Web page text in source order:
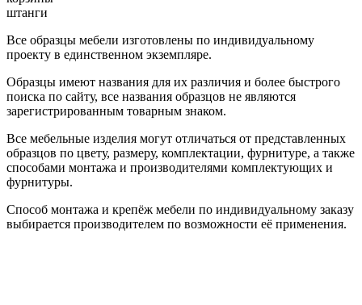
штанги
Все образцы мебели изготовлены по индивидуальному
проекту в единственном экземпляре.
Образцы имеют названия для их различия и более быстрого
поиска по сайту, все названия образцов не являются
зарегистрированным товарным знаком.
Все мебельные изделия могут отличаться от представленных
образцов по цвету, размеру, комплектации, фурнитуре, а также
способами монтажа и производителями комплектующих и
фурнитуры.
Способ монтажа и крепёж мебели по индивидуальному заказу
выбирается производителем по возможности её применения.